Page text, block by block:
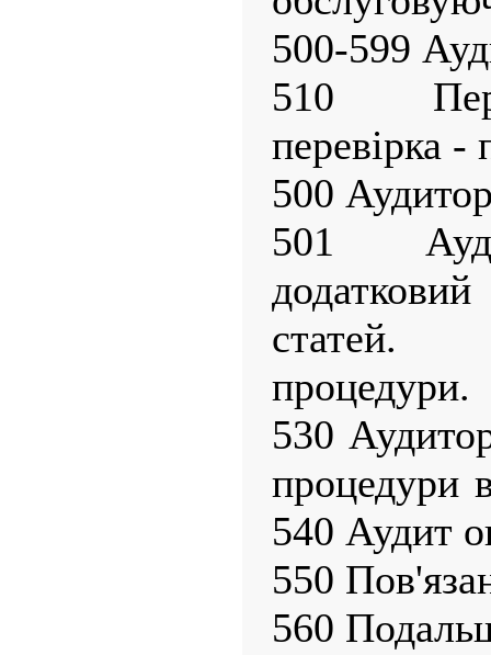
500-599
510
перевірка -
500
501
статей.
процедури.
530
процедури
540 Аудит
550
560